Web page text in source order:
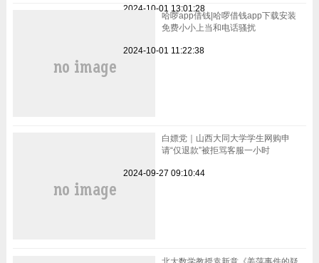
2024-10-01 13:01:28
哈啰app借钱|哈啰借钱app下载安装
免费小小上当和电话骚扰
2024-10-01 11:22:38
白嫖党｜山西大同大学学生网购申
请“仅退款”被拒骂客服一小时
2024-09-27 09:10:44